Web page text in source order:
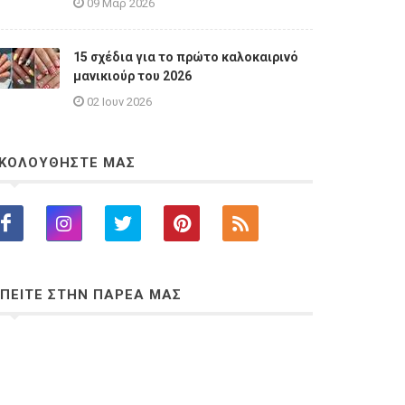
09 Μαρ 2026
15 σχέδια για το πρώτο καλοκαιρινό
μανικιούρ του 2026
02 Ιουν 2026
ΜΑΣ
ΣΤΗΝ ΠΑΡΕΑ ΜΑΣ